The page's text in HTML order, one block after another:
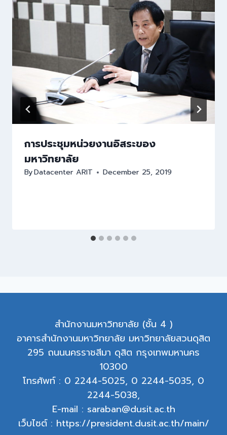
การประชุมหน่วยงานอิสระของ
มหาวิทยาลัย
ByDatacenter ARIT December 25, 2019
สำนักงานมหาวิทยาลัย (ชั้น 4 )
อาคารสำนักงานมหาวิทยาลัย มหาวิทยาลัยสวนดุสิต
295 ถนนนครราชสีมา ดุสิต กรุงเทพมหานคร
10300
โทรศัพท์ : 0 2244-5025, 0 2244-5035, 0
2244-5038,
E-mail : saraban@dusit.ac.th
เว็บไซต์ : https://president.dusit.ac.th/main/